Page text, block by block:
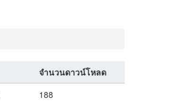
จำนวนดาวน์โหลด
188